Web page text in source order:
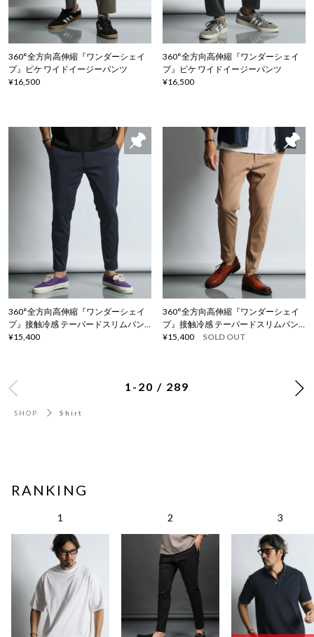
360°全方向高伸縮『ワンダーシェイ
プ』ピケ ワイドイージーパンツ
¥16,500
360°全方向高伸縮『ワンダーシェイ
プ』ピケ ワイドイージーパンツ
¥16,500
360°全方向高伸縮『ワンダーシェイ
プ』接触冷感 テーパードスリムパン
ツ
¥15,400
360°全方向高伸縮『ワンダーシェイ
プ』接触冷感 テーパードスリムパン
ツ
¥15,400 SOLD OUT
1-20 / 289
SHOP Shirt
RANKING